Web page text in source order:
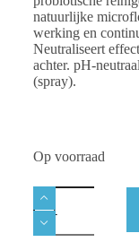
natuurlijke
werking en
Neutraliseert
achter. pH-
(spray).
Op voorraad